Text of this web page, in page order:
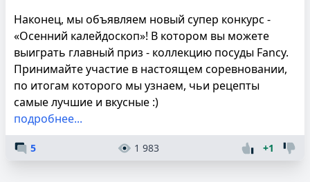
Наконец, мы объявляем новый супер конкурс -
«Осенний калейдоскоп»! В котором вы можете
выиграть главный приз - коллекцию посуды Fancy.
Принимайте участие в настоящем соревновании,
по итогам которого мы узнаем, чьи рецепты
самые лучшие и вкусные :)
подробнее...
5 1 983 +1